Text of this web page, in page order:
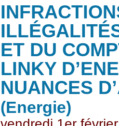
ET DU
LINKY
NUANCES
(Energie)